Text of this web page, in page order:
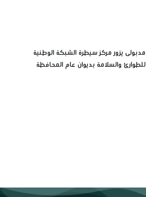
مدبولى يزور مركز سيطرة الشبكة الوطنية
للطوارئ والسلامة بديوان عام المحافظة